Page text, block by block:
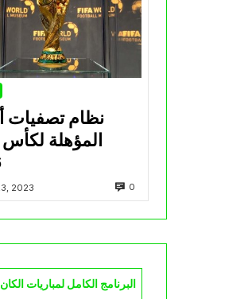
نظام تصفيات
المؤهلة لكأس
2023 0
البرنامج الكامل لمباريات الكان 2023